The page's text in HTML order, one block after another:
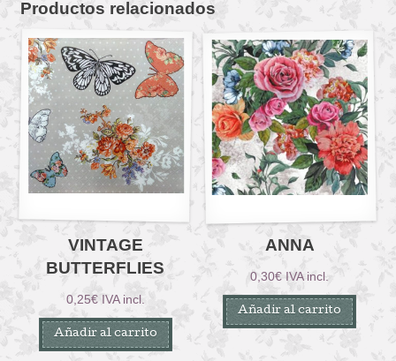
Productos relacionados
VINTAGE
BUTTERFLIES
0,25€ IVA incl.
Añadir al carrito
ANNA
0,30€ IVA incl.
Añadir al carrito